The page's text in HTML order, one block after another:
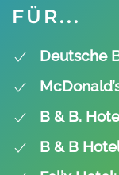
FÜR...
Deutsche
B & B.
B & B